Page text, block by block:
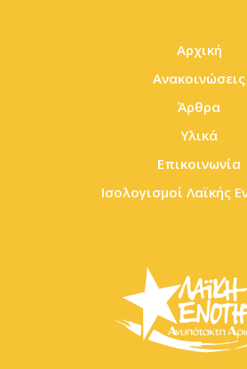
Αρχική
Ανακοινώσεις
Άρθρα
Υλικά
Επικοινωνία
Ισολογισμοί Λαϊκής